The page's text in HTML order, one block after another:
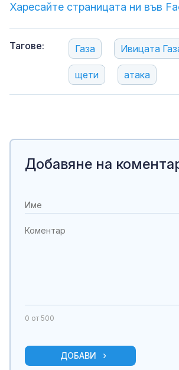
Харесайте страницата ни във
Тагове: Газа Ивицата
щети атака
Добавяне на
0 от 500
ДОБАВИ